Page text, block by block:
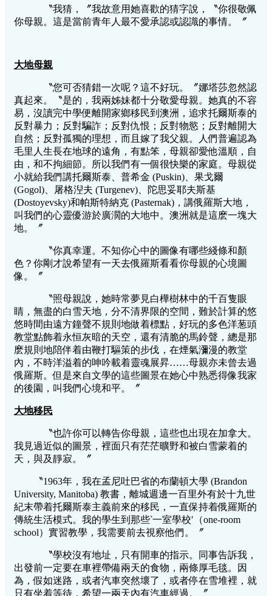
〝我猜，〞我故意用她喜歡的猜字說，〝你很敬佩
你母親。這是當前青年人最不愛承認或認識的事情。〞
大地母親
〝您可否猜錯一次呢？這不好玩。〞娜塔莎忽然認
真起來。〝是的，我兩姊妹都十分敬愛母親。她真的不容
易，沒讀完中學便離開家鄉移民到澳洲，追求托爾斯泰的
反對暴力；反對騙詐；反對仇恨；反對物慾；反對離開大
自然；反對孤獨的理想，而且嫁了我父親。人們普遍認為
毛里人生長在地球的遠角，有點笨，母親卻愛他溫順，自
由，和不拘細節。所以我們有一個很快樂的家庭。母親從
小就給我們講托爾斯泰、普希金 (Puskin)、果戈爾
(Gogol)、屠格湼夫 (Turgenev)、陀思妥耶夫斯基
(Dostoyevsky)和帕斯特納克 (Pasternak)，講俄羅斯大地，
叫我們的心靈優游於廣濶的大地中。澳洲就是這麽一塊大
地。〞
〝你真幸運。不知你心中的圖像有哪些綫條和顏
色？你剛才說希望有一天去俄羅斯看看你母親的心境圖
像。〞
〝照母親說，她時常夢見白樺樹林中的千百隻眼
睛，無盡的白雪天地，分不清界限的空間，難於計算的悠
悠時間由遠方鐘聲不規則地做着標點，好玩的多色洋葱頭
教堂點飾着永恒灰暗的天空，還有清脆的馬鈴聲，總是那
麽規則地陪伴着由鞭打驅策的步伐，在煙氣瀰漫的教堂
內，不時洋溢着的呻吟載着靈魂展昇……母親亦未曾去過
俄羅斯。但是來自文學的這些圖景在她心中熟悉得像我家
的後園，叫我們心境和平。〞
大地移民
〝也許你可以轉告你母親，這些也出現在加拿大。
我見過近似的圖景，裡面只有茫茫曠野和被白雪蒙着的
天，與及靜寂。〞
〝1963年，我在孟尼吐巴省的布蘭頓大學 (Brandon
University, Manitoba) 教書，離城週邊一百里外有於十九世
紀末帶着托爾斯泰主義前來的移民，一直保持着俄羅斯的
傳統生活模式。我的學生到那些‵一室學校′（one-room
school）實習教學，我需要前去視察他們。〞
〝學校沒有地址，只有開車的指示。同事告訴我，
出發前一定要在車裡帶備兩天的食物，兩條厚毛毯。因
為，假如迷路，或者汽車突然壞了，或者停在雪堆裡，就
只有坐着等待，希望一兩天內有汽車經過。〞